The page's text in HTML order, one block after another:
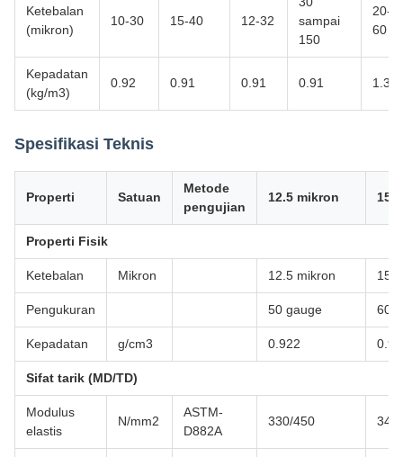
Ketebalan
(mikron)
10-30 15-40 12-32
sampai
150
20-
60
Kepadatan
(kg/m3)
0.92 0.91 0.91 0.91 1.34
Spesifikasi Teknis
Properti Satuan
Metode
pengujian
12.5 mikron 15
Properti Fisik
Ketebalan Mikron 12.5 mikron 15
Pengukuran 50 gauge
Kepadatan g/cm3 0.922
Sifat tarik (MD/TD)
Modulus
elastis
N/mm2
ASTM-
D882A
330/450